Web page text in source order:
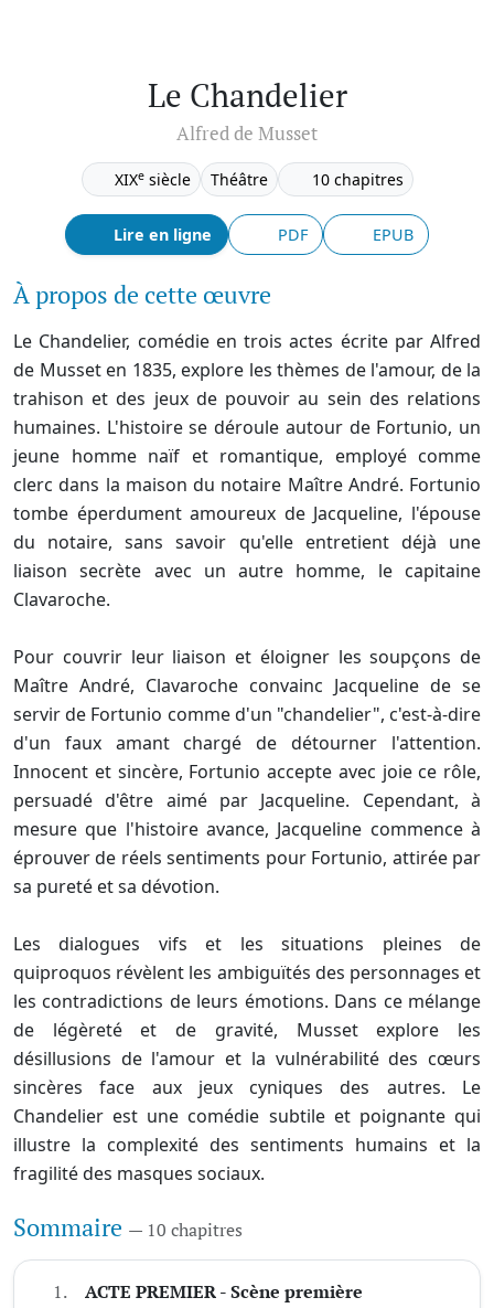
Le Chandelier
Alfred de Musset
XIXe siècle Théâtre 10 chapitres
Lire en ligne PDF EPUB
À propos de cette œuvre
Le Chandelier, comédie en trois actes écrite par Alfred
de Musset en 1835, explore les thèmes de l'amour, de la
trahison et des jeux de pouvoir au sein des relations
humaines. L'histoire se déroule autour de Fortunio, un
jeune homme naïf et romantique, employé comme
clerc dans la maison du notaire Maître André. Fortunio
tombe éperdument amoureux de Jacqueline, l'épouse
du notaire, sans savoir qu'elle entretient déjà une
liaison secrète avec un autre homme, le capitaine
Clavaroche.
Pour couvrir leur liaison et éloigner les soupçons de
Maître André, Clavaroche convainc Jacqueline de se
servir de Fortunio comme d'un "chandelier", c'est-à-dire
d'un faux amant chargé de détourner l'attention.
Innocent et sincère, Fortunio accepte avec joie ce rôle,
persuadé d'être aimé par Jacqueline. Cependant, à
mesure que l'histoire avance, Jacqueline commence à
éprouver de réels sentiments pour Fortunio, attirée par
sa pureté et sa dévotion.
Les dialogues vifs et les situations pleines de
quiproquos révèlent les ambiguïtés des personnages et
les contradictions de leurs émotions. Dans ce mélange
de légèreté et de gravité, Musset explore les
désillusions de l'amour et la vulnérabilité des cœurs
sincères face aux jeux cyniques des autres. Le
Chandelier est une comédie subtile et poignante qui
illustre la complexité des sentiments humains et la
fragilité des masques sociaux.
Sommaire — 10 chapitres
1. ACTE PREMIER - Scène première